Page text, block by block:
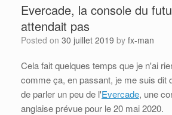
Evercade, la console du
attendait pas
Posted on 30 juillet 2019 by fx-man
Cela fait quelques temps que je n'ai
comme ça, en passant, je me suis dit
de parler un peu de l'Evercade, une
anglaise prévue pour le 20 mai 2020.